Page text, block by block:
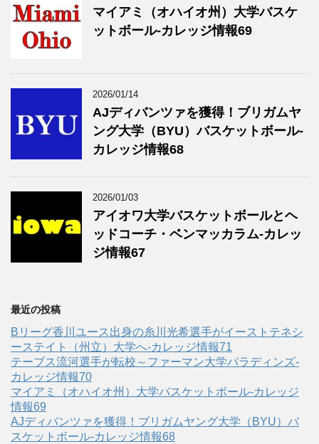
マイアミ（オハイオ州）大学バスケ
ットボール-カレッジ情報69
2026/01/14
AJディバンツァを獲得！ブリガムヤ
ング大学（BYU）バスケットボール-
カレッジ情報68
2026/01/03
アイオワ大学バスケットボールとヘ
ッドコーチ・ベンマッカラム-カレッ
ジ情報67
最近の投稿
Bリーグ香川ユース出身の糸川光希選手がイーストテネシ
ーステイト（州立）大学へ‐カレッジ情報71
テーブス流河選手が転校～ファーマン大学パラディンズ-
カレッジ情報70
マイアミ（オハイオ州）大学バスケットボール-カレッジ
情報69
AJディバンツァを獲得！ブリガムヤング大学（BYU）バ
スケットボール-カレッジ情報68